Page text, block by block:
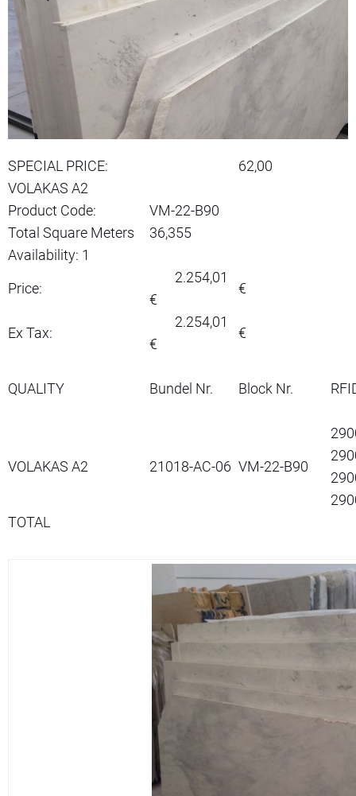
SPECIAL PRICE:
62,00
VOLAKAS A2
Product Code:
VM-22-B90
Total Square Meters
36,355
Availability: 1
Price:
2.254,01
€
€
Ex Tax:
2.254,01
€
€
QUALITY Bundel Nr. Block Nr.
VOLAKAS A2 21018-AC-06 VM-22-B90
TOTAL